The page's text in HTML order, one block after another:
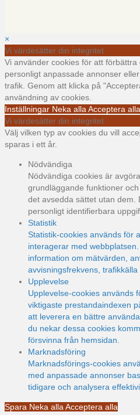
×
Vi värdesätter din integritet
Vi använder cookies för att förbättra
personligt anpassade annonser
trafik. Genom att klicka på
användning av cookies.
Inställningar Neka alla Acceptera alla
Vi värdesätter din integritet
Välj vilken typ av cookies du vill
sparas i ett år.
Nödvändiga
Nödvändiga cookies är
grundläggande funktioner
det avsedda sättet utan dem.
personligt identifierbara
Statistik
Statistik-cookies används för
interagerar med
information om mätvärden,
avvisningsfrekvens, trafikkälla
Upplevelse
Upplevelse-cookies används
viktigaste prestandaindexen
att leverera en bättre
du nekar dessa cookies
försvinna från hemsidan.
Marknadsföring
Marknadsförings-cookies
med anpassade annonser
tidigare och analysera
Spara Neka alla Acceptera alla